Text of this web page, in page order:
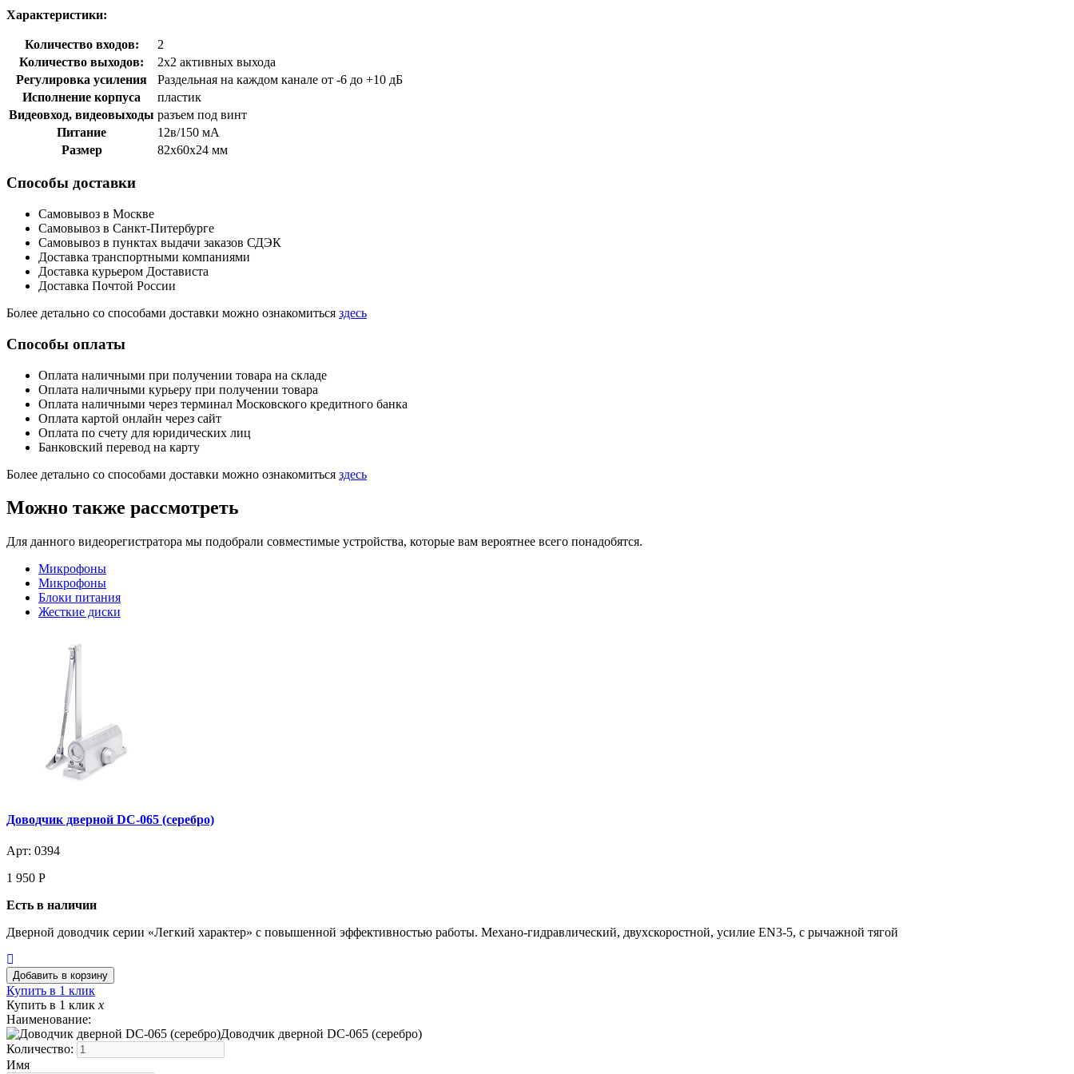
Характеристики:
Количество входов:
2
Количество выходов:
2x2 активных выхода
Регулировка усиления
Раздельная на каждом канале от -6 до +10 дБ
Исполнение корпуса
пластик
Видеовход, видеовыходы разъем под винт
Питание
12в/150 мА
Размер
82х60х24 мм
Способы доставки
Самовывоз в Москве
Самовывоз в Санкт-Питербурге
Самовывоз в пунктах выдачи заказов СДЭК
Доставка транспортными компаниями
Доставка курьером Достависта
Доставка Почтой России
Более детально со способами доставки можно ознакомиться здесь
Способы оплаты
Оплата наличными при получении товара на складе
Оплата наличными курьеру при получении товара
Оплата наличными через терминал Московского кредитного банка
Оплата картой онлайн через сайт
Оплата по счету для юридических лиц
Банковский перевод на карту
Более детально со способами доставки можно ознакомиться здесь
Можно также рассмотреть
Для данного видеорегистратора мы подобрали совместимые устройства, которые вам вероятнее всего понадобятся.
Микрофоны
Микрофоны
Блоки питания
Жесткие диски
Доводчик дверной DC-065 (серебро)
Арт: 0394
1 950 Р
Есть в наличии
Дверной доводчик серии «Легкий характер» с повышенной эффективностью работы. Механо-гидравлический, двухскоростной, усилие EN3-5, с рычажной тягой
Купить в 1 клик
Купить в 1 клик x
Наименование:
Доводчик дверной DC-065 (серебро)
Количество:
Имя